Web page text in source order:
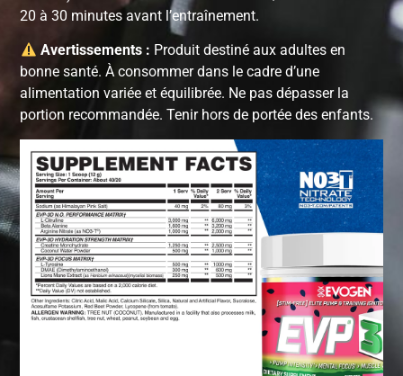
20 à 30 minutes avant l’entraînement.
Avertissements : Produit destiné aux adultes en
bonne santé. À consommer dans le cadre d’une
alimentation variée et équilibrée. Ne pas dépasser la
portion recommandée. Tenir hors de portée des enfants.